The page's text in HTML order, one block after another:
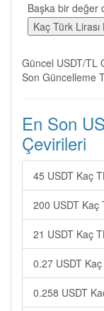
Başka bir değer
Güncel USDT/TL
Son Güncelleme
En Son
Çevirileri
45 USDT Kaç
200 USDT Kaç
21 USDT Kaç
0.27 USDT
0.258 USDT